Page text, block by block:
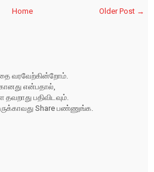
Older Post →
Home
வரவேற்கின்றோம்.
என்பதால்,
பதிவிடவும்.
Share பண்ணுங்க.